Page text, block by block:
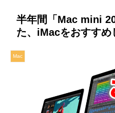
半年間「Mac mini
た、iMacをおすすめ
Mac